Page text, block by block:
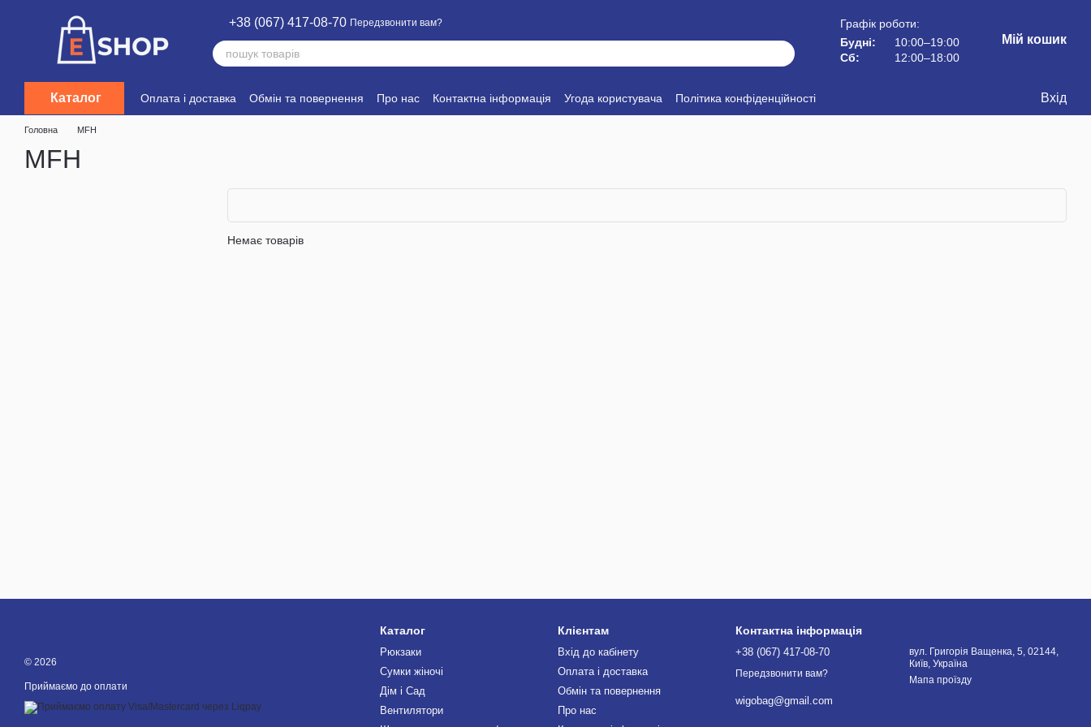
+38 (067) 417-08-70 Передзвонити вам?
Графік роботи:
Будні:
10:00–19:00
Сб:
12:00–18:00
Мій кошик
Каталог Оплата і доставка Обмін та повернення Про нас Контактна інформація Угода користувача Політика конфіденційності Вхід
Головна MFH
MFH
Немає товарів
© 2026
Приймаємо до оплати
Каталог
Рюкзаки
Сумки жіночі
Дім і Сад
Вентилятори
Клієнтам
Вхід до кабінету
Оплата і доставка
Обмін та повернення
Про нас
Контактна інформація
+38 (067) 417-08-70
Передзвонити вам?
wigobag@gmail.com
вул. Григорія Ващенка, 5, 02144,
Київ, Україна
Мапа проїзду